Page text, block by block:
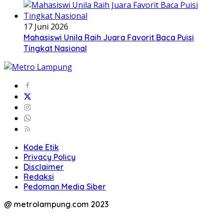
17 Juni 2026
Mahasiswi Unila Raih Juara Favorit Baca Puisi
Tingkat Nasional
Kode Etik
Privacy Policy
Disclaimer
Redaksi
Pedoman Media Siber
@ metrolampung.com 2023